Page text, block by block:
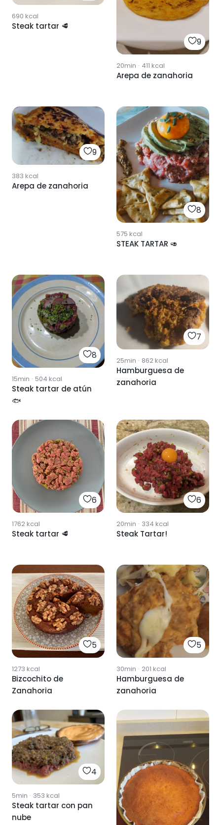
690 kcal
Steak tartar 🥩
9
20min · 411 kcal
Arepa de zanahoria
9
383 kcal
Arepa de zanahoria
8
575 kcal
STEAK TARTAR 🥑
8
15min · 504 kcal
Steak tartar de atún
🐟
7
25min · 862kcal
Hamburguesa de
zanahoria
6
1762kcal
Steak tartar 🥩
6
20min · 334 kcal
Steak Tartar!
5
1273 kcal
Bizcochito de
Zanahoria
5
30min · 201 kcal
Hamburguesa de
zanahoria
4
5min · 353 kcal
Steak tartar con pan
nube